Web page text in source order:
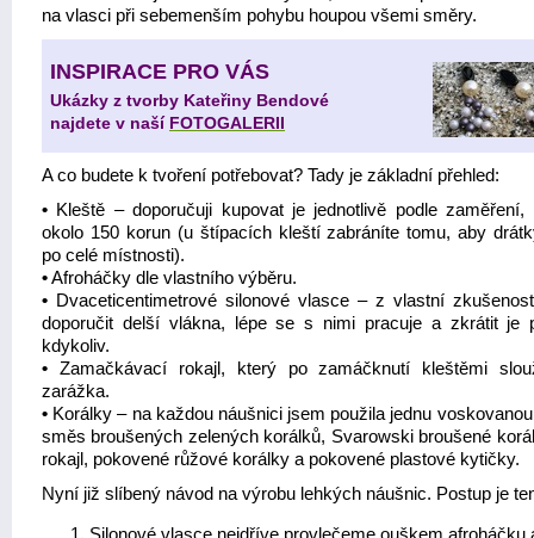
na vlasci při sebemenším pohybu houpou všemi směry.
INSPIRACE PRO VÁS
Ukázky z tvorby Kateřiny Bendové
najdete v naší FOTOGALERII
A co budete k tvoření potřebovat? Tady je základní přehled:
• Kleště – doporučuji kupovat je jednotlivě podle zaměření,
okolo 150 korun (u štípacích kleští zabráníte tomu, aby
po celé místnosti).
•Afroháčky dle vlastního výběru.
• Dvaceticentimetrové silonové vlasce – z vlastní
doporučit delší vlákna, lépe se s nimi pracuje a zkrátit je
kdykoliv.
• Zamačkávací rokajl, který po zamáčknutí kleštěmi
zarážka.
• Korálky – na každou náušnici jsem použila jednu
směs broušených zelených korálků, Svarowski broušené
rokajl, pokovené růžové korálky a pokovené plastové kytičky.
Nyní již slíbený návod na výrobu lehkých náušnic. Postup je